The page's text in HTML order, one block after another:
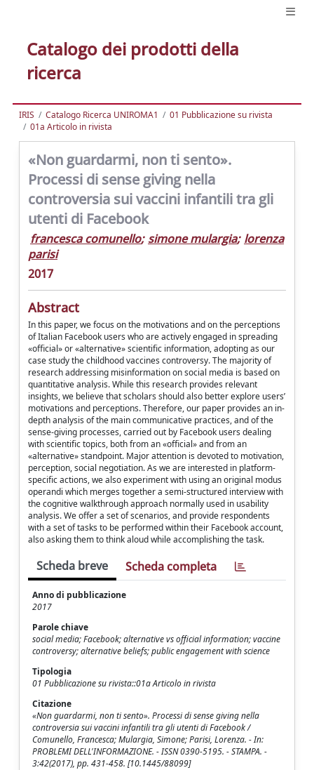
Catalogo dei prodotti della
ricerca
IRIS Catalogo Ricerca UNIROMA1
01 Pubblicazione su rivista
01a Articolo in rivista
«Non guardarmi, non ti sento».
Processi di sense giving nella
controversia sui vaccini infantili tra gli
utenti di Facebook
francesca comunello; simone mulargia; lorenza
parisi
2017
Abstract
In this paper, we focus on the motivations and on the perceptions
of Italian Facebook users who are actively engaged in spreading
«official» or «alternative» scientific information, adopting as our
case study the childhood vaccines controversy. The majority of
research addressing misinformation on social media is based on
quantitative analysis. While this research provides relevant
insights, we believe that scholars should also better explore users’
motivations and perceptions. Therefore, our paper provides an in-
depth analysis of the main communicative practices, and of the
sense-giving processes, carried out by Facebook users dealing
with scientific topics, both from an «official» and from an
«alternative» standpoint. Major attention is devoted to motivation,
perception, social negotiation. As we are interested in platform-
specific actions, we also experiment with using an original modus
operandi which merges together a semi-structured interview with
the cognitive walkthrough approach normally used in usability
analysis. We offer a set of scenarios, and provide respondents
with a set of tasks to be performed within their Facebook account,
also asking them to think aloud while accomplishing the task.
Scheda breve Scheda completa
Anno di pubblicazione
2017
Parole chiave
social media; Facebook; alternative vs official information; vaccine
controversy; alternative beliefs; public engagement with science
Tipologia
01 Pubblicazione su rivista::01a Articolo in rivista
Citazione
«Non guardarmi, non ti sento». Processi di sense giving nella
controversia sui vaccini infantili tra gli utenti di Facebook /
Comunello, Francesca; Mulargia, Simone; Parisi, Lorenza. - In:
PROBLEMI DELL'INFORMAZIONE. - ISSN 0390-5195. - STAMPA. -
3:42(2017), pp. 431-458. [10.1445/88099]